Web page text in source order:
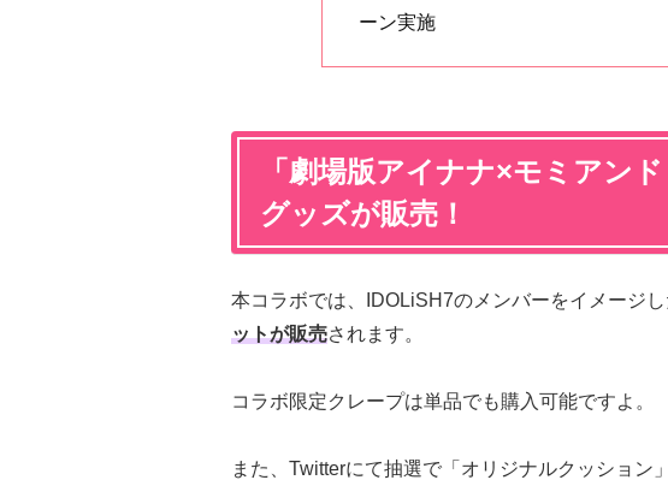
ーン実施
「劇場版アイナナ×モミアン
グッズが販売！
本コラボでは、IDOLiSH7のメンバーをイメージ
ットが販売されます。
コラボ限定クレープは単品でも購入可能ですよ。
また、Twitterにて抽選で「オリジナルクッション